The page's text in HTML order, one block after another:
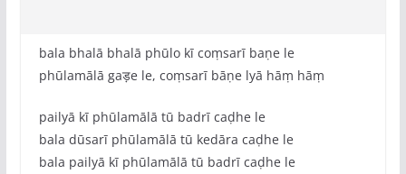
bala bhalā bhalā phūlo kī coṃsarī baṇe le
phūlamālā gaड़e le, coṃsarī bāṇe lyā hāṃ hāṃ
pailyā kī phūlamālā tū badrī caḍhe le
bala dūsarī phūlamālā tū kedāra caḍhe le
bala pailyā kī phūlamālā tū badrī caḍhe le